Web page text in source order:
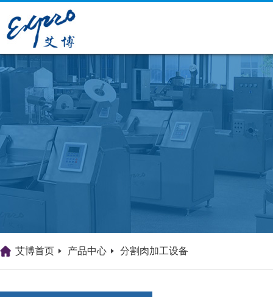
艾博首页 产品中心 分割肉加工设备